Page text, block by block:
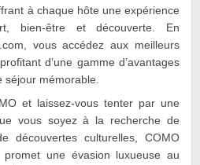
à chaque hôte une expérience
bien-être et découverte. En
vous accédez aux meilleurs
d’une gamme d’avantages
mémorable.
et laissez-vous tenter par une
vous soyez à la recherche de
découvertes culturelles, COMO
une évasion luxueuse au